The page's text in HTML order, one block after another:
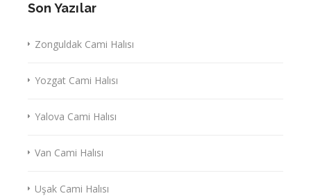
Son Yazılar
Zonguldak Cami Halısı
Yozgat Cami Halısı
Yalova Cami Halısı
Van Cami Halısı
Uşak Cami Halısı